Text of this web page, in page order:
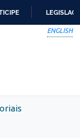
ENGLISH